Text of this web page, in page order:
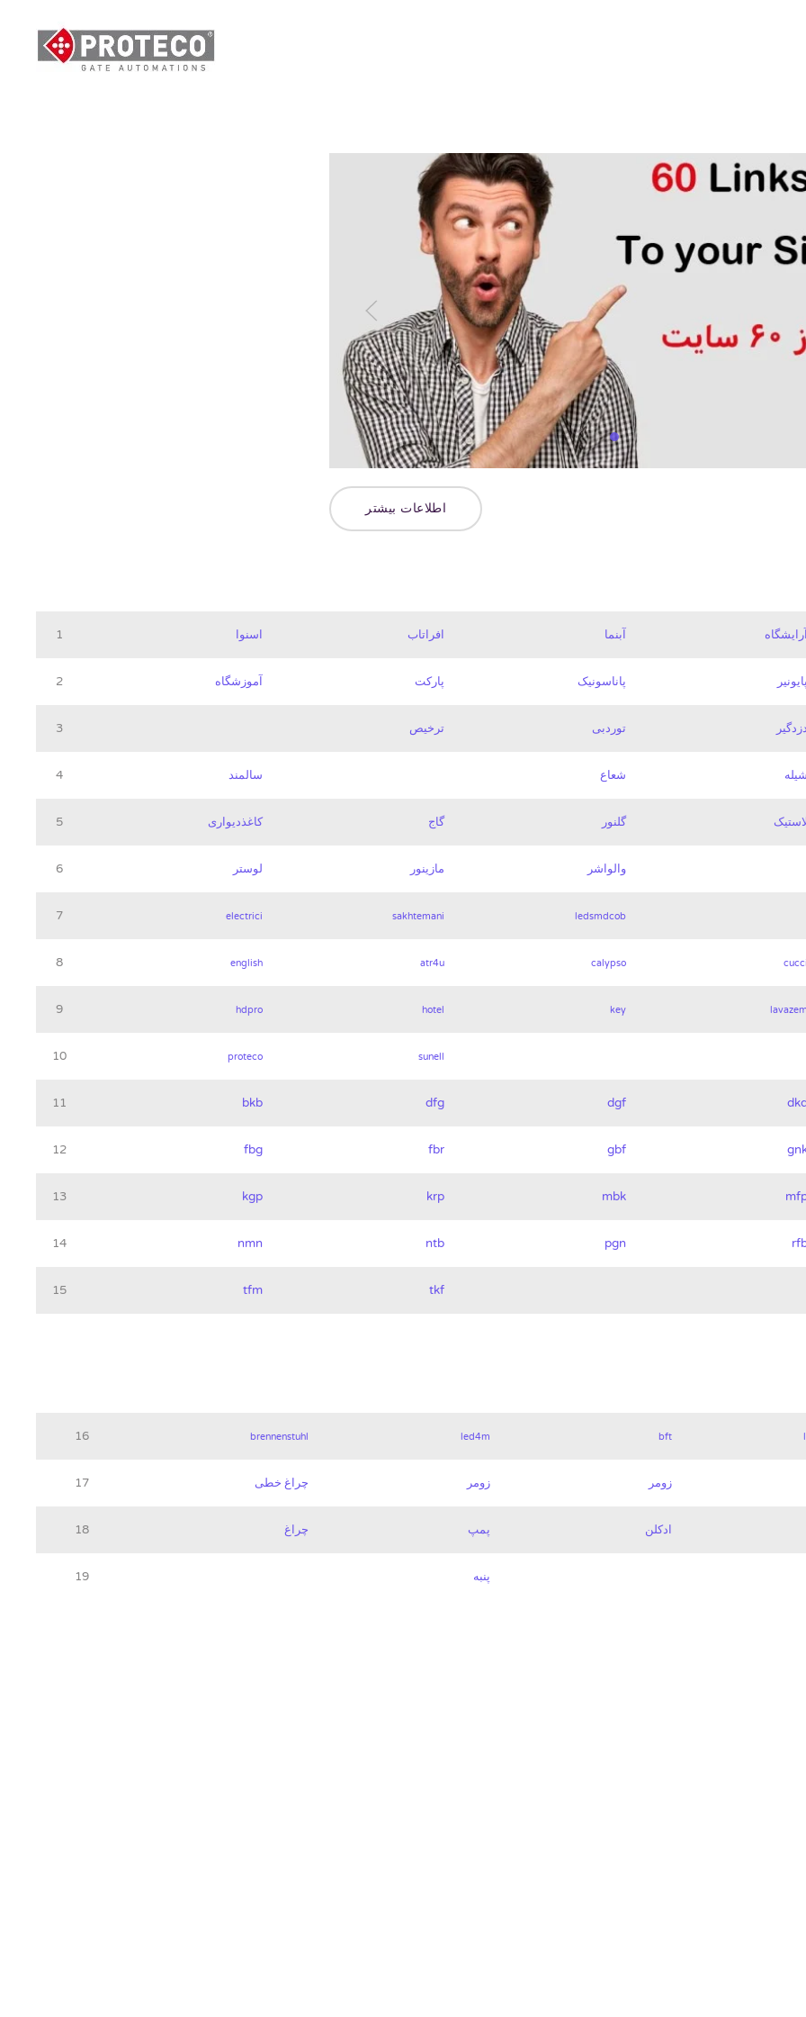
اطلاعات بیشتر
1 اسنوا افراتاب آبنما آرایشگاه
2 آموزشگاه پارکت پاناسونیک پایونیر
3 ترخیص توردبی دزدگیر
4 سالمند شعاع شیله
5 کاغذدیواری گاج گلنور لاستیک
6 لوستر مازینور والواشر
7 electrici sakhtemani ledsmdcob
8 english atr4u calypso cucci
9 hdpro hotel key lavazem
10 proteco sunell
11 bkb dfg dgf dkd
12 fbg fbr gbf
13 kgp krp mbk
14 nmn ntb pgn
15 tfm tkf
16 brennenstuhl led4m bft
17 چراغ خطی زومر زومر
18 چراغ پمپ ادکلن
19 پنبه